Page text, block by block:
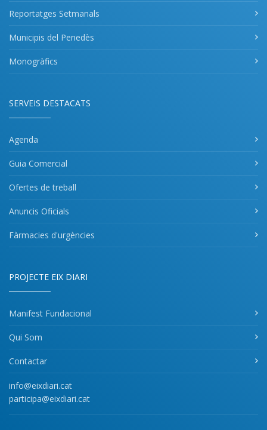
Reportatges Setmanals
Municipis del Penedès
Monogràfics
SERVEIS DESTACATS
Agenda
Guia Comercial
Ofertes de treball
Anuncis Oficials
Fàrmacies d'urgències
PROJECTE EIX DIARI
Manifest Fundacional
Qui Som
Contactar
info@eixdiari.cat
participa@eixdiari.cat